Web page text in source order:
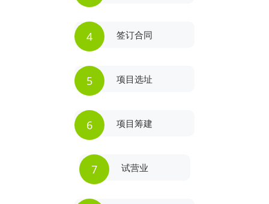
4 签订合同
5 项目选址
6 项目筹建
7 试营业